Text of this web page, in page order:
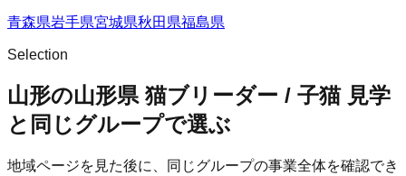
青森県岩手県宮城県秋田県福島県
Selection
山形の山形県 猫ブリーダー / 子猫 見学
と同じグループで選ぶ
地域ページを見た後に、同じグループの事業全体を確認でき